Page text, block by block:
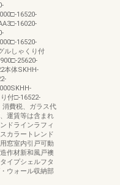
16520-
16020-
16520-
ルしゃくり付
25620-
本体SKHH-
付□-16522-
消費税、ガラス代
運賃等は含まれ
ドラインラフィ
カラートレンド
窓室内引戸可動
作材新和風戸襖
イプシェルフタ
ウォール収納部